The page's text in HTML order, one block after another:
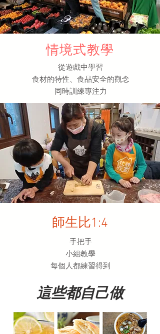
情境式教學
​從遊戲中學習
食材的特性、食品安全的觀念
​同時訓練專注力
師生比1:4
手把手
小組教學
​每個人都練習得到
這些都自己做